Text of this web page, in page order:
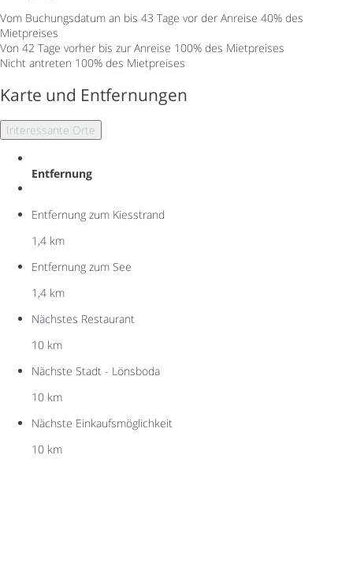
Vom Buchungsdatum an bis 43 Tage vor der Anreise 40% des
Mietpreises
Von 42 Tage vorher bis zur Anreise 100% des Mietpreises
Nicht antreten 100% des Mietpreises
Karte und Entfernungen
Interessante Orte
Entfernung
Entfernung zum Kiesstrand
1,4 km
Entfernung zum See
1,4 km
Nächstes Restaurant
10 km
Nächste Stadt - Lönsboda
10 km
Nächste Einkaufsmöglichkeit
10 km